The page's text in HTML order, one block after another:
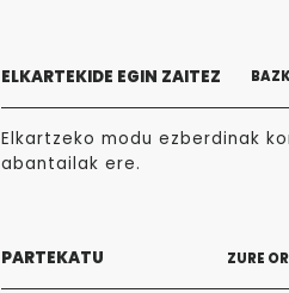
ELKARTEKIDE EGIN ZAITEZ
Elkartzeko modu ezberdinak
abantailak ere.
PARTEKATU ZURE